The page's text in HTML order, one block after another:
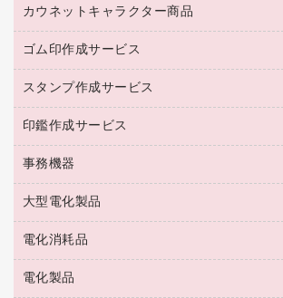
倉庫収納用品
作業用雑貨
梱包用品
梱包用テープ
工場用品
園芸用品
ペット用品
レギュラーコーヒー
ミルク・シュガー
ソフトドリンク
コーヒーメーカー・備品
インスタントコーヒー
お茶備品
浴室用品
台所用洗剤
掃除用品
掃除用洗剤
洗濯用品
消臭・芳香剤
殺虫剤
飲食用消耗品
飲食雑貨用品
カウネットキャラクター商品
カウネットキャラクター商品
ゴム印作成サービス
ゴム印作成サービス
ゴム印（一行印）作成サービス
ゴム印（フリーサイズ印）作成サービス
スタンプ作成サービス
シヤチハタスタンプ作成サービス
カウネットスタンプ作成サービス
印鑑作成サービス
印鑑作成サービス
事務機器
大型シュレッダー（共配）
レーザーポインター
ラミネートフィルム
ラミネータ
大型電化製品
冷蔵庫・キッチン・調理家電
テレビ・ＡＶ機器
電化消耗品
電球・蛍光灯
電化製品